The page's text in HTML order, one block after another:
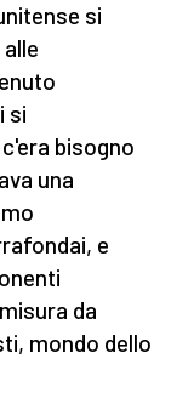
si
si
bisogno
una
e
da
mondo dello